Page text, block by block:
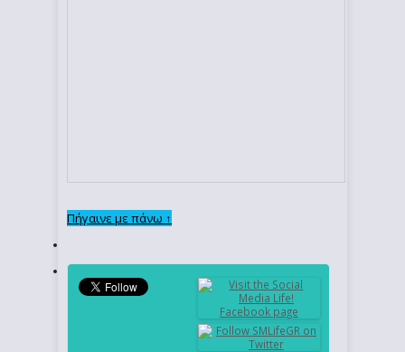
Πήγαινε με πάνω ↑